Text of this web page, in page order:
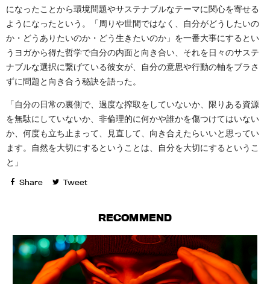
になったことから環境問題やサステナブルなテーマに関心を寄せる
ようになったという。「周りや世間ではなく、自分がどうしたいの
か・どうありたいのか・どう生きたいのか」を一番大事にするとい
うヨガから得た哲学で自分の内面と向き合い、それを日々のサステ
ナブルな選択に繋げている彼女が、自分の意思や行動の軸をブラさ
ずに問題と向き合う秘訣を語った。
「自分の日常の裏側で、過度な搾取をしていないか、限りある資源
を無駄にしていないか、非倫理的に何かや誰かを傷つけてはいない
か、何度も立ち止まって、見直して、向き合えたらいいと思ってい
ます。自然を大切にするということは、自分を大切にするというこ
と」
Share Tweet
RECOMMEND